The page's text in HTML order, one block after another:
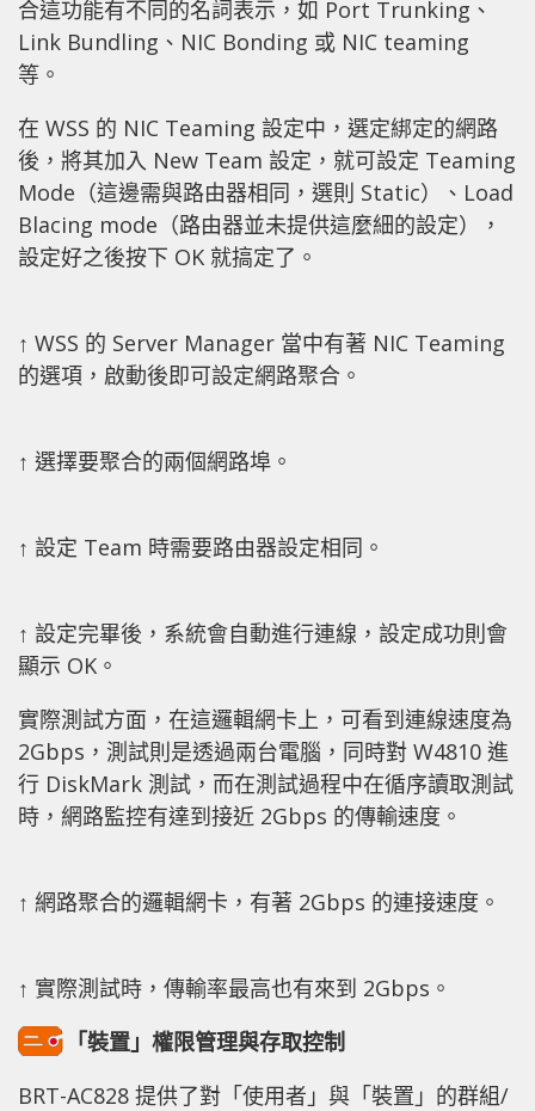
合這功能有不同的名詞表示，如 Port Trunking、
Link Bundling、NIC Bonding 或 NIC teaming
等。
在 WSS 的 NIC Teaming 設定中，選定綁定的網路
後，將其加入 New Team 設定，就可設定 Teaming
Mode（這邊需與路由器相同，選則 Static）、Load
Blacing mode（路由器並未提供這麼細的設定），
設定好之後按下 OK 就搞定了。
↑ WSS 的 Server Manager 當中有著 NIC Teaming
的選項，啟動後即可設定網路聚合。
↑ 選擇要聚合的兩個網路埠。
↑ 設定 Team 時需要路由器設定相同。
↑ 設定完畢後，系統會自動進行連線，設定成功則會
顯示 OK。
實際測試方面，在這邏輯網卡上，可看到連線速度為
2Gbps，測試則是透過兩台電腦，同時對 W4810 進
行 DiskMark 測試，而在測試過程中在循序讀取測試
時，網路監控有達到接近 2Gbps 的傳輸速度。
↑ 網路聚合的邏輯網卡，有著 2Gbps 的連接速度。
↑ 實際測試時，傳輸率最高也有來到 2Gbps。
「裝置」權限管理與存取控制
BRT-AC828 提供了對「使用者」與「裝置」的群組/